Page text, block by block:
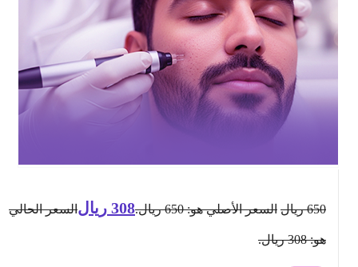
ريال السعر الأصلي هو: 650 ريال. 308 ريال السعر الحالي